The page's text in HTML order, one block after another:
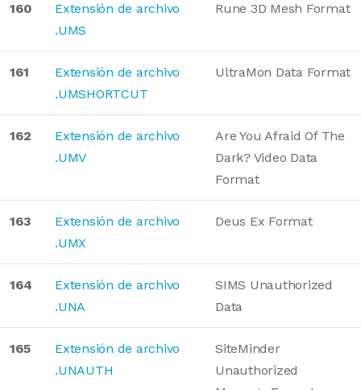
160
Extensión de archivo
.UMS
Rune 3D Mesh Format
161
Extensión de archivo
.UMSHORTCUT
UltraMon Data Format
162
Extensión de archivo
.UMV
Are You Afraid Of The
Dark? Video Data
Format
163
Extensión de archivo
.UMX
Deus Ex Format
164
Extensión de archivo
.UNA
SIMS Unauthorized
Data
165
Extensión de archivo
.UNAUTH
SiteMinder
Unauthorized